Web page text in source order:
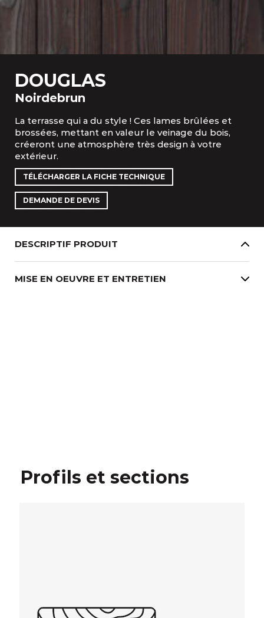
DOUGLAS
Noirdebrun
La terrasse qui a du style ! Ces lames brûlées et
brossées, mettant en valeur le veinage du bois,
créeront une atmosphère très design à votre
extérieur.
TÉLÉCHARGER LA FICHE TECHNIQUE
DEMANDE DE DEVIS
DESCRIPTIF PRODUIT
MISE EN OEUVRE ET ENTRETIEN
Profils et sections